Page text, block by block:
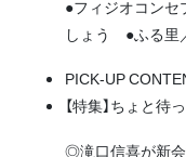
●フィジオコン
しょう ●ふる里
PICK-UP
【特集】ちょと
◎滝口信喜が新会